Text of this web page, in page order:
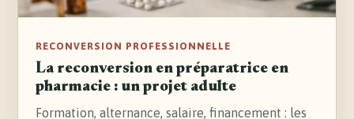
RECONVERSION PROFESSIONNELLE
La reconversion en préparatrice en
pharmacie : un projet adulte
Formation, alternance, salaire, financement : les